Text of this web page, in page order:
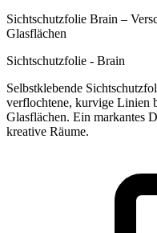
Sichtschutzfolie Brain –
Glasflächen
Sichtschutzfolie - Brain
Selbstklebende
verflochtene, kurvige Linien
Glasflächen. Ein markantes
kreative Räume.